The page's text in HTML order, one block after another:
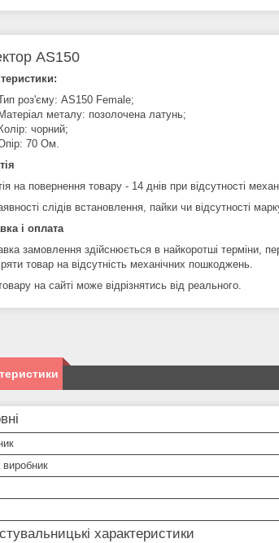
AS150
роз'єму: AS150 Female;
Матеріал металу: позолочена латунь;
Колір: чорний;
70 Ом.
на повернення товару - 14 днів при відсутності
слідів встановлення, пайки чи відсутності
і оплата
замовлення здійснюється в найкоротші терміни,
товар на відсутність механічних пошкоджень.
на сайті може відрізнятись від реального.
виробник
характеристики